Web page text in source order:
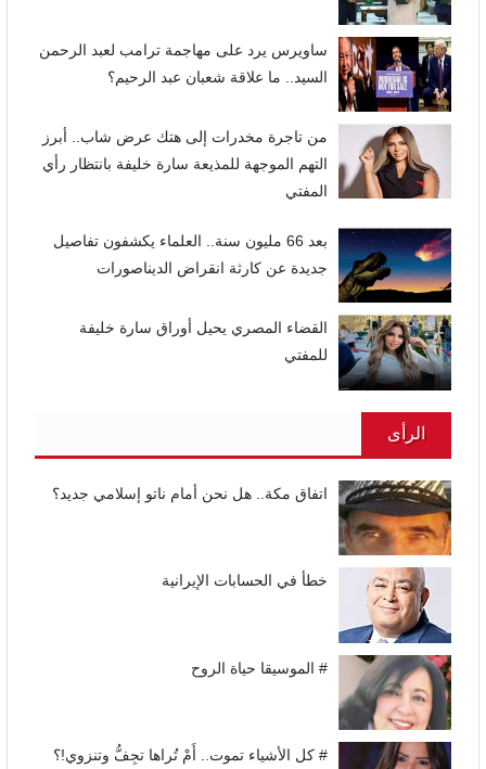
ساويرس يرد على مهاجمة ترامب لعبد الرحمن
السيد.. ما علاقة شعبان عبد الرحيم؟
من تاجرة مخدرات إلى هتك عرض شاب.. أبرز
التهم الموجهة للمذيعة سارة خليفة بانتظار رأي
المفتي
بعد 66 مليون سنة.. العلماء يكشفون تفاصيل
جديدة عن كارثة انقراض الديناصورات
القضاء المصري يحيل أوراق سارة خليفة
للمفتي
الرأى
اتفاق مكة.. هل نحن أمام ناتو إسلامي جديد؟
خطأ في الحسابات الإيرانية
# الموسيقا حياة الروح
# كل الأشياء تموت.. أَمْ تُراها تجِفُّ وتنزوي!؟